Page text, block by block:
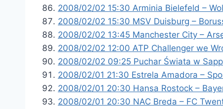
2008/02/02 15:30 Arminia Bielefeld –
2008/02/02 15:30 MSV Duisburg –
2008/02/02 13:45 Manchester City –
2008/02/02 12:00 ATP Challenger we
2008/02/02 09:25 Puchar Świata w
2008/02/01 21:30 Estrela Amadora –
2008/02/01 20:30 Hansa Rostock –
2008/02/01 20:30 NAC Breda – FC